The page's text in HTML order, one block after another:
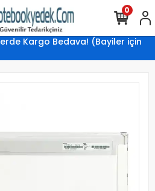
Kargo Bedava! (Bayiler için
0